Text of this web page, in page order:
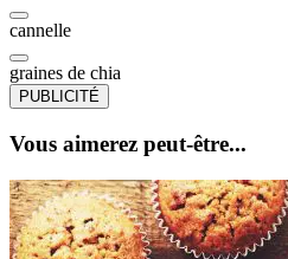
cannelle
graines de chia
PUBLICITÉ
Vous aimerez peut-être...